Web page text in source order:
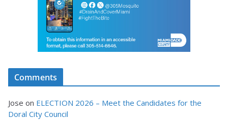
Comments
Jose on ELECTION 2026 – Meet the Candidates for the
Doral City Council